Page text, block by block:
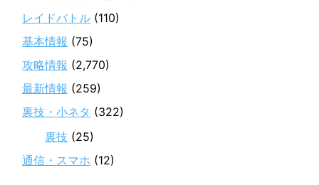
レイドバトル (110)
基本情報 (75)
攻略情報 (2,770)
最新情報 (259)
裏技・小ネタ (322)
裏技 (25)
通信・スマホ (12)